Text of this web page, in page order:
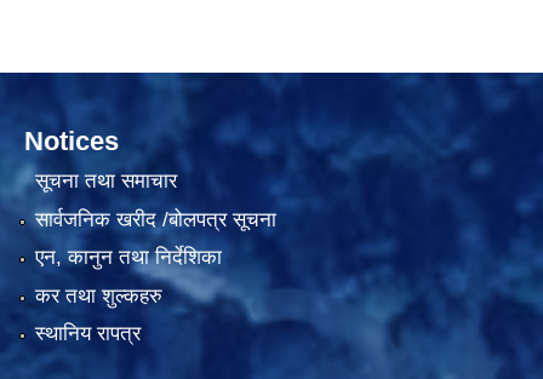
Notices
सूचना तथा समाचार
सार्वजनिक खरीद /बोलपत्र सूचना
एन, कानुन तथा निर्देशिका
कर तथा शुल्कहरु
स्थानिय रापत्र